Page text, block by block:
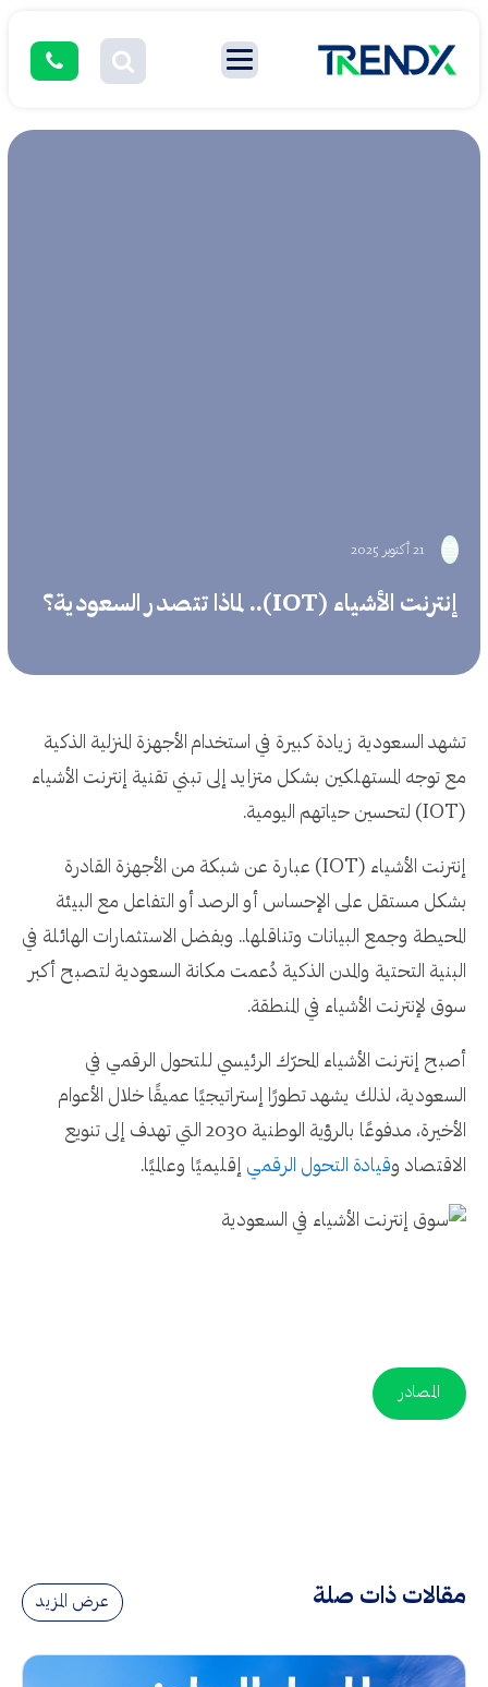
21 أكتوبر 2025
إنترنت الأشياء (IOT).. لماذا تتصدر السعودية؟
تشهد السعودية زيادة كبيرة في استخدام الأجهزة المنزلية الذكية
مع توجه المستهلكين بشكل متزايد إلى تبني تقنية إنترنت الأشياء
(IOT) لتحسين حياتهم اليومية.
إنترنت الأشياء (IOT) عبارة عن شبكة من الأجهزة القادرة
بشكل مستقل على الإحساس أو الرصد أو التفاعل مع البيئة
المحيطة وجمع البيانات وتناقلها.. وبفضل الاستثمارات الهائلة في
البنية التحتية والمدن الذكية دُعمت مكانة السعودية لتصبح أكبر
سوق لإنترنت الأشياء في المنطقة.
أصبح إنترنت الأشياء المحرّك الرئيسي للتحول الرقمي في
السعودية، لذلك يشهد تطورًا إستراتيجيًا عميقًا خلال الأعوام
الأخيرة، مدفوعًا بالرؤية الوطنية 2030 التي تهدف إلى تنويع
الاقتصاد وقيادة التحول الرقمي إقليميًا وعالميًا.
المصادر
مقالات ذات صلة عرض المزيد